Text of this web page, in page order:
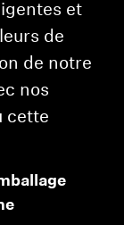
et
de
de notre
nos
cette